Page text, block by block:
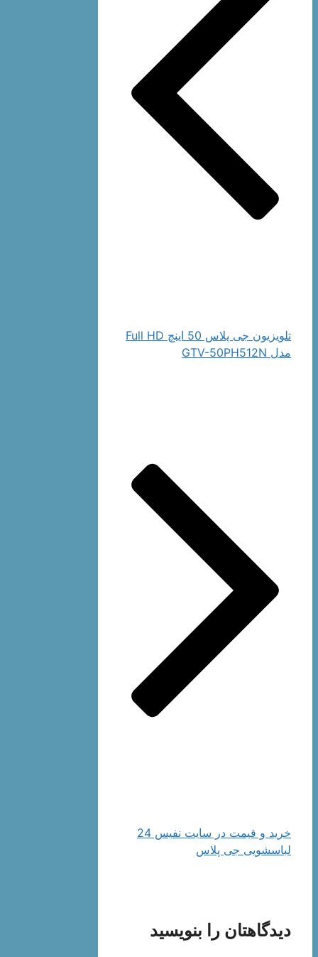
تلویزیون جی پلاس 50 اینچ Full HD
مدل GTV-50PH512N
خرید و قیمت در سایت نفیس 24
لباسشویی جی پلاس
دیدگاهتان را بنویسید